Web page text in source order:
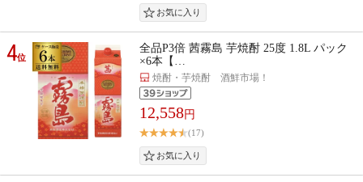
4位
全品P3倍 茜霧島 芋焼酎 25度 1.8L パック
×6本【…
焼酎・芋焼酎 酒鮮市場！
12,558円
(17)